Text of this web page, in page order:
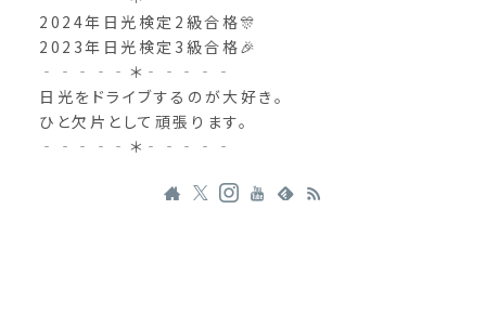
2024年日光検定2級合格🎊
2023年日光検定3級合格🎉
‐‐‐‐‐＊‐‐‐‐‐
日光をドライブするのが大好き。
ひと欠片として頑張ります。
‐‐‐‐‐＊‐‐‐‐‐